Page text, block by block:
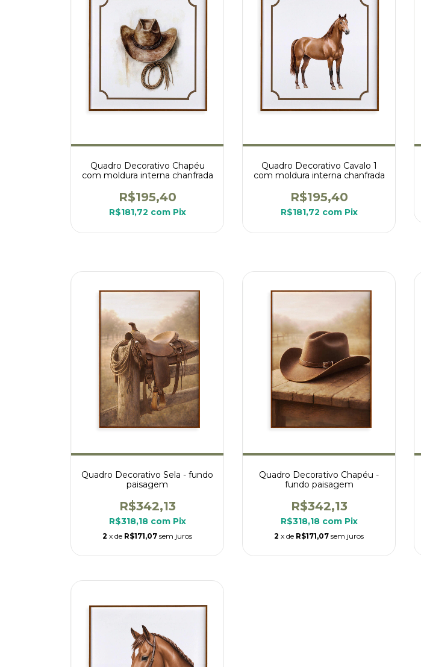
Quadro Decorativo Chapéu
com moldura interna chanfrada
R$195,40
R$181,72 com Pix
Quadro Decorativo Cavalo 1
com moldura interna chanfrada
R$195,40
R$181,72 com Pix
Quadro Decorativo Sela - fundo
paisagem
R$342,13
R$318,18 com Pix
2 x de R$171,07 sem juros
Quadro Decorativo Chapéu -
fundo paisagem
R$342,13
R$318,18 com Pix
2 x de R$171,07 sem juros